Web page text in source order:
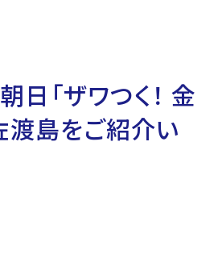
日「ザワつく！ 金
渡島をご紹介い